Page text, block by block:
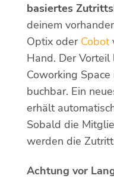
basiertes
deinem
Optix oder Cobot
Hand. Der
Coworking
buchbar. Ein
erhält
Sobald die
werden die
Achtung vor